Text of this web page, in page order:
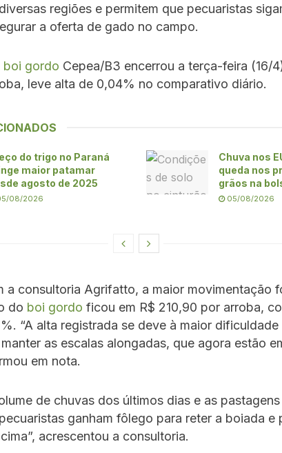
regiões e permitem que pecuaristas
a oferta de gado no campo.
boi gordo Cepea/B3 encerrou a terça-feira (16/
leve alta de 0,04% no comparativo diário.
do trigo no Paraná
maior patamar
agosto de 2025
08/2026
Chuva nos
queda nos
grãos na
05/08/2026
a consultoria Agrifatto, a maior movimentação
do boi gordo ficou em R$ 210,90 por arroba,
“A alta registrada se deve à maior dificuldade
as escalas alongadas, que agora estão
em nota.
de chuvas dos últimos dias e as
ganham fôlego para reter a boiada e
acrescentou a consultoria.